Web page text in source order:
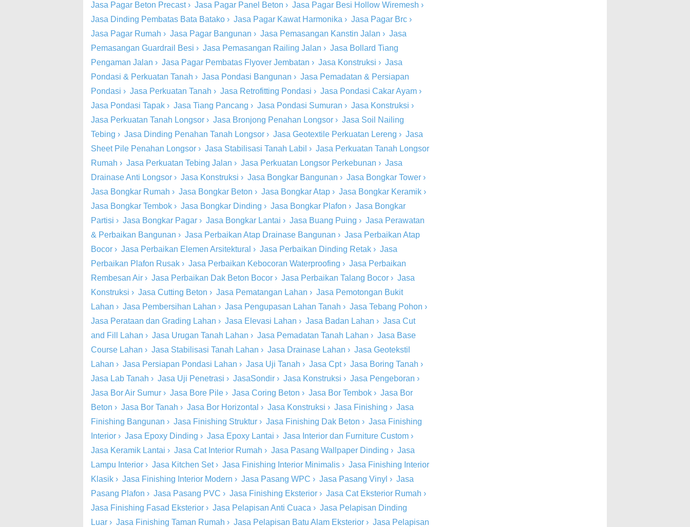
Jasa Pagar Beton Precast› Jasa Pagar Panel Beton › Jasa Pagar Besi Hollow Wiremesh ›
Jasa Dinding Pembatas Bata Batako › Jasa Pagar Kawat Harmonika › Jasa Pagar Brc ›
Jasa Pagar Rumah › Jasa Pagar Bangunan › Jasa Pemasangan Kanstin Jalan › Jasa
Pemasangan Guardrail Besi › Jasa Pemasangan Railing Jalan › Jasa Bollard Tiang
Pengaman Jalan › Jasa Pagar Pembatas Flyover Jembatan › Jasa Konstruksi › Jasa
Pondasi & Perkuatan Tanah › Jasa Pondasi Bangunan › Jasa Pemadatan & Persiapan
Pondasi › Jasa Perkuatan Tanah › Jasa Retrofitting Pondasi › Jasa Pondasi Cakar Ayam ›
Jasa Pondasi Tapak › Jasa Tiang Pancang › Jasa Pondasi Sumuran › Jasa Konstruksi ›
Jasa Perkuatan Tanah Longsor › Jasa Bronjong Penahan Longsor › Jasa Soil Nailing
Tebing › Jasa Dinding Penahan Tanah Longsor › Jasa Geotextile Perkuatan Lereng › Jasa
Sheet Pile Penahan Longsor › Jasa Stabilisasi Tanah Labil › Jasa Perkuatan Tanah Longsor
Rumah › Jasa Perkuatan Tebing Jalan › Jasa Perkuatan Longsor Perkebunan › Jasa
Drainase Anti Longsor › Jasa Konstruksi › Jasa Bongkar Bangunan › Jasa Bongkar Tower ›
Jasa Bongkar Rumah › Jasa Bongkar Beton › Jasa Bongkar Atap › Jasa Bongkar Keramik ›
Jasa Bongkar Tembok › Jasa Bongkar Dinding › Jasa Bongkar Plafon › Jasa Bongkar
Partisi › Jasa Bongkar Pagar › Jasa Bongkar Lantai › Jasa Buang Puing › Jasa Perawatan
& Perbaikan Bangunan › Jasa Perbaikan Atap Drainase Bangunan › Jasa Perbaikan Atap
Bocor › Jasa Perbaikan Elemen Arsitektural › Jasa Perbaikan Dinding Retak › Jasa
Perbaikan Plafon Rusak › Jasa Perbaikan Kebocoran Waterproofing › Jasa Perbaikan
Rembesan Air › Jasa Perbaikan Dak Beton Bocor › Jasa Perbaikan Talang Bocor › Jasa
Konstruksi › Jasa Cutting Beton › Jasa Pematangan Lahan › Jasa Pemotongan Bukit
Lahan › Jasa Pembersihan Lahan › Jasa Pengupasan Lahan Tanah › Jasa Tebang Pohon ›
Jasa Perataan dan Grading Lahan › Jasa Elevasi Lahan › Jasa Badan Lahan › Jasa Cut
and Fill Lahan › Jasa Urugan Tanah Lahan › Jasa Pemadatan Tanah Lahan › Jasa Base
Course Lahan › Jasa Stabilisasi Tanah Lahan › Jasa Drainase Lahan › Jasa Geotekstil
Lahan › Jasa Persiapan Pondasi Lahan › Jasa Uji Tanah › Jasa Cpt› Jasa Boring Tanah ›
Jasa Lab Tanah › Jasa Uji Penetrasi › JasaSondir › Jasa Konstruksi › Jasa Pengeboran ›
Jasa Bor Air Sumur › Jasa Bore Pile › Jasa Coring Beton › Jasa Bor Tembok › Jasa Bor
Beton › Jasa Bor Tanah › Jasa Bor Horizontal › Jasa Konstruksi › Jasa Finishing › Jasa
Finishing Bangunan › Jasa Finishing Struktur › Jasa Finishing Dak Beton › Jasa Finishing
Interior › Jasa Epoxy Dinding › Jasa Epoxy Lantai › Jasa Interior dan Furniture Custom ›
Jasa Keramik Lantai › Jasa Cat Interior Rumah › Jasa Pasang Wallpaper Dinding › Jasa
Lampu Interior › Jasa Kitchen Set› Jasa Finishing Interior Minimalis › Jasa Finishing Interior
Klasik › Jasa Finishing Interior Modern › Jasa Pasang WPC › Jasa Pasang Vinyl › Jasa
Pasang Plafon › Jasa Pasang PVC › Jasa Finishing Eksterior › Jasa Cat Eksterior Rumah ›
Jasa Finishing Fasad Eksterior › Jasa Pelapisan Anti Cuaca › Jasa Pelapisan Dinding
Luar › Jasa Finishing Taman Rumah › Jasa Pelapisan Batu Alam Eksterior › Jasa Pelapisan